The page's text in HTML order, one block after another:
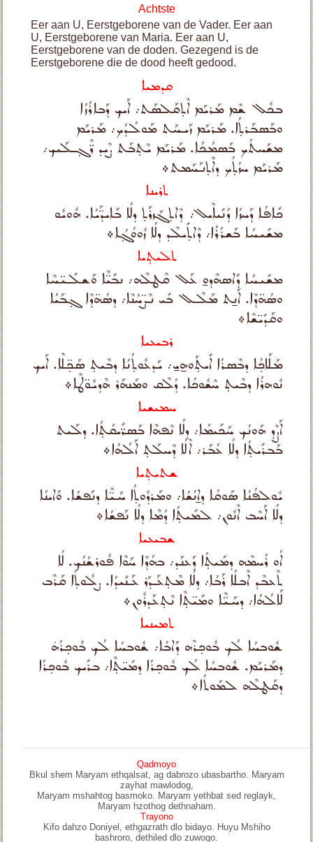
Achtste
Eer aan U, Eerstgeborene van de Vader. Eer aan
U, Eerstgeborene van Maria. Eer aan U,
Eerstgeborene van de doden. Gezegend is de
Eerstgeborene die de dood heeft gedood.
ܩܕܡܝܐ
ܒܟܽܠ ܫܶܡ ܡܰܪܝܰܡ ܐܶܬ̣ܩܰܠܣܰܬ܇ ܐܰܝܟ ܕܰܒܐܪܳܙܳܐ
ܘܒܰܣܒܰܪܬ̣ܳܐ. ܡܰܪܝܰܡ ܙܰܝܚܰܬ ܡܰܘܠܳܕܳܟ܇ ܡܰܪܝܰܡ
ܡܫܰܚܬܳܟ ܒܰܣܡܳܟܳܐ. ܡܰܪܝܰܡ ܝܶܬ̣ܒܰܬ ܨܶܝܕ ܪ̈ܶܓ̣ـܠܰܝܟ܇
ܡܰܪܝܰܡ ܚܙܳܬ̣ܳܟ ܕܐܶܬ̣ܢܰܚܰܡܬ܀
ܬܪܝܢܐ
ܟܺܐܦܳܐ ܕܰܚܙܳܐ ܕܳܢܺܝܐܶܝܠ܇ ܕܶܐܬ̣ܓܰܙܪܰܬ̣ ܕܠܳܐ ܒܺܐܝܕ̈ܰܝܳܐ. ܗܽܘܝܽܘ
ܡܫܺܝܚܳܐ ܒܰܫܪܳܪܳܐ܇ ܕܶܐܬ̣ܺܝܠܶܕ ܕܠܳܐ ܙܽܘܘܳܓ̣ܳܐ܀
ܬܠܝܬ̣ܝܐ
ܡܫܺܝܚܳܐ ܕܰܐܣܗܶܕܘ̱ ܥܰܠ ܩܶܛܠܶܗ܇ ܢܒܺܝ̈ܶܐ ܘܰܫܠܺܝ̈ܚܶܐ
ܘܣܳܗ̈ܕܶܐ. ܐܰܢ̱ܬ ܡܰܠܶـܠ ܒܺܝ ܢܶܨ̈ܚܳܢܶܐ܇ ܕܣܳܗ̈ܕܶܐ ܓ̣ܒܰܝܳܐ
ܘܩܰܕܺܝ̈ܫܶܐ܀
ܪܒܝܥܝܐ
ܡܰܠܰܐܟ̣ܳܐ ܕܒܶܣܪܳܐ ܐܺܝܬ̣ܰܘܗ̱ܝ̱܇ ܝܰܕܥܽܘܬ̣ܳܢܳܐ ܕܒܶܝܬ̣ ܣܰܟ̣̈ܠܶܐ. ܐܰܝܟ
ܢܽܘܗܪܳܐ ܕܒܶܝܬ̣ ܚܶܫܽܘܟܳܐ. ܕܳܠܶܩ ܘܡܰܢܗܰܪ ܗܶܕܝܽܘ̈ܛܶܐ܀
ܚܡܝܫܝܐ
ܐܰܨܶܕ ܗܰܘܢܳܟ ܚܰܟܺܝܡܳܐ܇ ܕܠܳܐ ܢܶܦܗܶܐ ܒܰܣܪ̈ܺܝܩܳܬ̣ܳܐ. ܕܠܰܝܬ
ܒܰܒܪܺܝܬ̣ܳܐ ܕܠܳܐ ܥܳܒܰܪ܇ ܐܶܠܳܐ ܕܶܚܠܰܬ̣ ܐܰܠܳܗܳܐ܀
ܫܬܝܬ̣ܝܐ
ܝܽܘܠܦܳܢܳܐ ܣܰܘܩܳܐ ܕܐ̱ܢܳܫܳܐ܇ ܘܡܰܪܕܽܘܬ̣ܳܐ ܚܰܝ̈ܶܐ ܕܢܰܦܫܳܐ. ܘܰܐܝܢܳܐ
ܕܠܳܐ ܐܰܚܶܒ ܐܶܢܽܘܢ܇ ܠܡܺܝܬ̣ܳܐ ܕܳܡܶܐ ܕܠܳܐ ܢܰܦܫܳܐ܀
ܫܒܝܥܝܐ
ܐܳܘ ܪܳܚܡܶܗ ܕܡܺܝܬ̣ܳܐ ܕܰܥܢܰܕ܇ ܒܗܳܕܶܐ ܚܰܘܶܐ ܦܽܘܪܫܳܢܳܟ. ܠܳܐ
ܬܶܥܒܶܕ ܐܶܒܠܳܐ ܪܰܒܳܐ܇ ܕܠܳܐ ܡܶܬ̣ܥܰܕܰܪ ܥܰܢܺܝܕܳܐ. ܨܠܽܘܬ̣ܳܐ ܩܰܪܶܒ
ܠܰܐܠܳܗܳܐ܇ ܕܚܰܝ̈ܶܐ ܘܡܺܝ̈ܬ̣ܶܐ ܢܶܬ̣ܥܰܕܪܽܘܢ܀
ܬܡܝܢܝܐ
ܫܽܘܒܚܳܐ ܠܳܟ ܒܽܘܟ̣ܪܶܗ ܕܰܐܒܳܐ܇ ܫܽܘܒܚܳܐ ܠܳܟ ܒܽܘܟ̣ܪܳܗ̇
ܕܡܰܪܝܰܡ. ܫܽܘܒܚܳܐ ܠܳܟ ܒܽܘܟ̣ܪܳܐ ܕܡܺܝ̈ܬ̣ܶܐ܇ ܒܪܺܝܟ ܒܽܘܟ̣ܪܳܐ
ܕܩܰܛܠܶܗ ܠܡܰܘܬܳܐ܀
Qadmoyo
Bkul shem Maryam ethqalsat, ag dabrozo ubasbartho. Maryam
zayhat mawlodog,
Maryam mshahtog basmoko. Maryam yethbat sed reglayk,
Maryam hzothog dethnaham.
Trayono
Kifo dahzo Doniyel, ethgazrath dlo bidayo. Huyu Mshiho
bashroro, dethiled dlo zuwogo.